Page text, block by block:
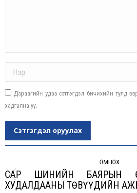
Дараагийн удаа сэтгэгдэл бичихийн тулд
хадгална уу.
Сэтгэгдэл оруулах
ӨМНӨХ
Previous
САР ШИНИЙН БАЯРЫН
ХУДАЛДААНЫ ТӨВҮҮДИЙН